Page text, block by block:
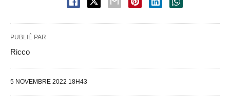
PUBLIÉ PAR
Ricco
5 NOVEMBRE 2022 18H43